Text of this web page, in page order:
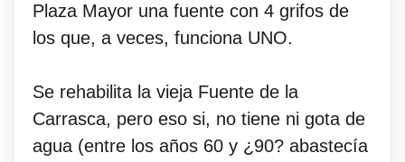
Plaza Mayor una fuente con 4 grifos de
los que, a veces, funciona UNO.
Se rehabilita la vieja Fuente de la
Carrasca, pero eso si, no tiene ni gota de
agua (entre los años 60 y ¿90? abastecía